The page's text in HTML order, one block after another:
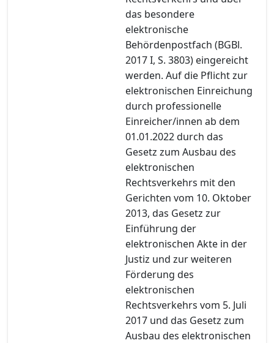
das besondere
elektronische
Behördenpostfach (BGBl.
2017 I, S. 3803) eingereicht
werden. Auf die Pflicht zur
elektronischen Einreichung
durch professionelle
Einreicher/innen ab dem
01.01.2022 durch das
Gesetz zum Ausbau des
elektronischen
Rechtsverkehrs mit den
Gerichten vom 10. Oktober
2013, das Gesetz zur
Einführung der
elektronischen Akte in der
Justiz und zur weiteren
Förderung des
elektronischen
Rechtsverkehrs vom 5. Juli
2017 und das Gesetz zum
Ausbau des elektronischen